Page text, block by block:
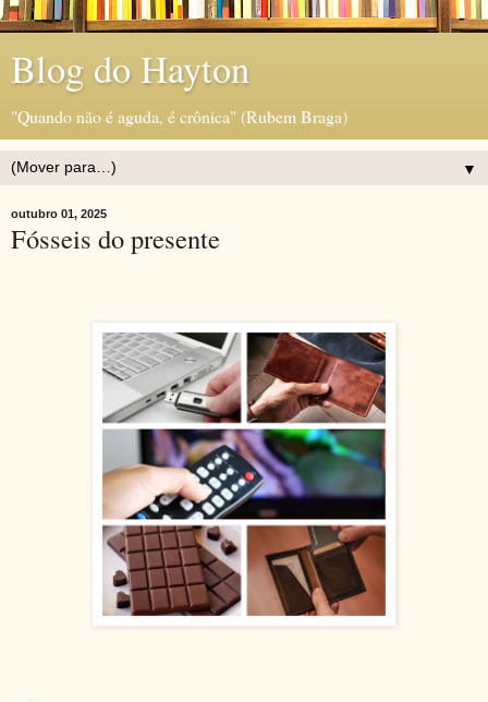
Blog do Hayton
"Quando não é aguda, é crônica" (Rubem Braga)
▼
outubro 01, 2025
Fósseis do presente